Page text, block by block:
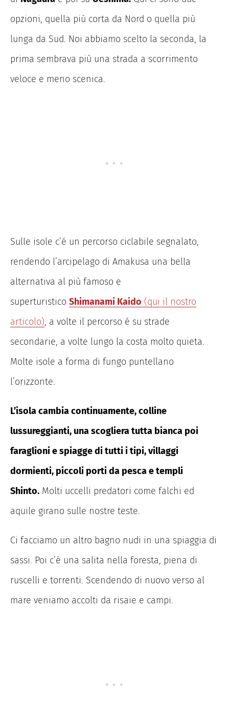
opzioni, quella più corta da Nord o quella più
lunga da Sud. Noi abbiamo scelto la seconda, la
prima sembrava più una strada a scorrimento
veloce e meno scenica.
Sulle isole c’é un percorso ciclabile segnalato,
rendendo l’arcipelago di Amakusa una bella
alternativa al più famoso e
superturistico Shimanami Kaido (qui il nostro
articolo), a volte il percorso é su strade
secondarie, a volte lungo la costa molto quieta.
Molte isole a forma di fungo puntellano
l’orizzonte.
L’isola cambia continuamente, colline
lussureggianti, una scogliera tutta bianca poi
faraglioni e spiagge di tutti i tipi, villaggi
dormienti, piccoli porti da pesca e templi
Shinto. Molti uccelli predatori come falchi ed
aquile girano sulle nostre teste.
Ci facciamo un altro bagno nudi in una spiaggia di
sassi. Poi c’é una salita nella foresta, piena di
ruscelli e torrenti. Scendendo di nuovo verso al
mare veniamo accolti da risaie e campi.